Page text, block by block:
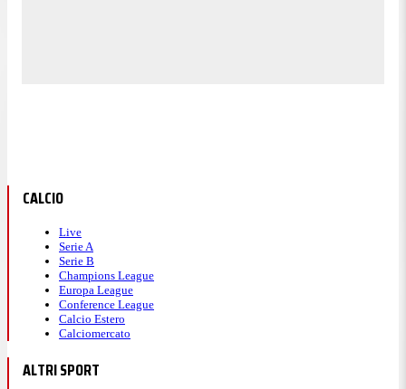
CALCIO
Live
Serie A
Serie B
Champions League
Europa League
Conference League
Calcio Estero
Calciomercato
ALTRI SPORT